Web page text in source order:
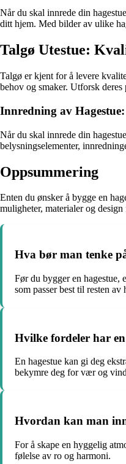
Når du skal innrede din
ditt hjem. Med bilder av ulike
Talgø Utestue:
Talgø er kjent for å levere
behov og smaker. Utforsk
Innredning av
Når du skal innrede din
belysningselementer,
Oppsummering
Enten du ønsker å bygge en
muligheter, materialer og
Hva bør man tenke
Før du bygger en hagestue,
som passer best til resten av
Hvilke fordeler har en
En hagestue kan gi deg
bekymre deg for vær og
Hvordan kan man
For å skape en hyggelig
følelse av ro og harmoni.